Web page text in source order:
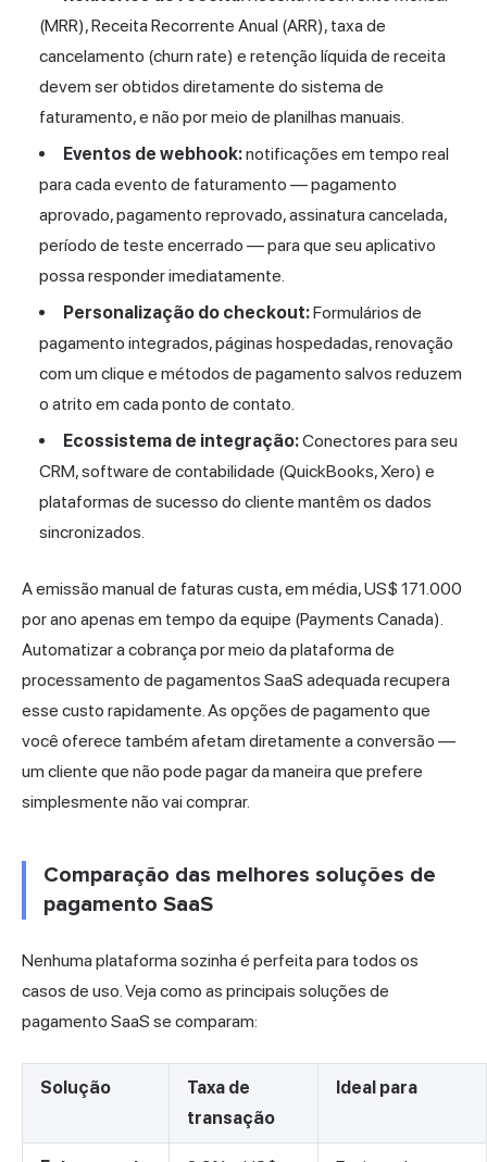
(MRR), Receita Recorrente Anual (ARR), taxa de
cancelamento (churn rate) e retenção líquida de receita
devem ser obtidos diretamente do sistema de
faturamento, e não por meio de planilhas manuais.
Eventos de webhook:notificações em tempo real
para cada evento de faturamento — pagamento
aprovado, pagamento reprovado, assinatura cancelada,
período de teste encerrado — para que seu aplicativo
possa responder imediatamente.
Personalização do checkout:Formulários de
pagamento integrados, páginas hospedadas, renovação
com um clique e métodos de pagamento salvos reduzem
o atrito em cada ponto de contato.
Ecossistema de integração:Conectores para seu
CRM, software de contabilidade (QuickBooks, Xero) e
plataformas de sucesso do cliente mantêm os dados
sincronizados.
A emissão manual de faturas custa, em média, US$ 171.000
por ano apenas em tempo da equipe (Payments Canada).
Automatizar a cobrança por meio da plataforma de
processamento de pagamentos SaaS adequada recupera
esse custo rapidamente. As opções de pagamento que
você oferece também afetam diretamente a conversão —
um cliente que não pode pagar da maneira que prefere
simplesmente não vai comprar.
Comparação das melhores soluções de
pagamento SaaS
Nenhuma plataforma sozinha é perfeita para todos os
casos de uso. Veja como as principais soluções de
pagamento SaaS se comparam:
Solução
Taxa de
transação
Ideal para